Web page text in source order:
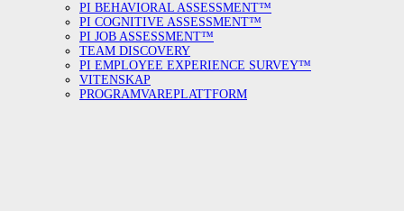
PI BEHAVIORAL ASSESSMENT™
PI COGNITIVE ASSESSMENT™
PI JOB ASSESSMENT™
TEAM DISCOVERY
PI EMPLOYEE EXPERIENCE SURVEY™
VITENSKAP
PROGRAMVAREPLATTFORM